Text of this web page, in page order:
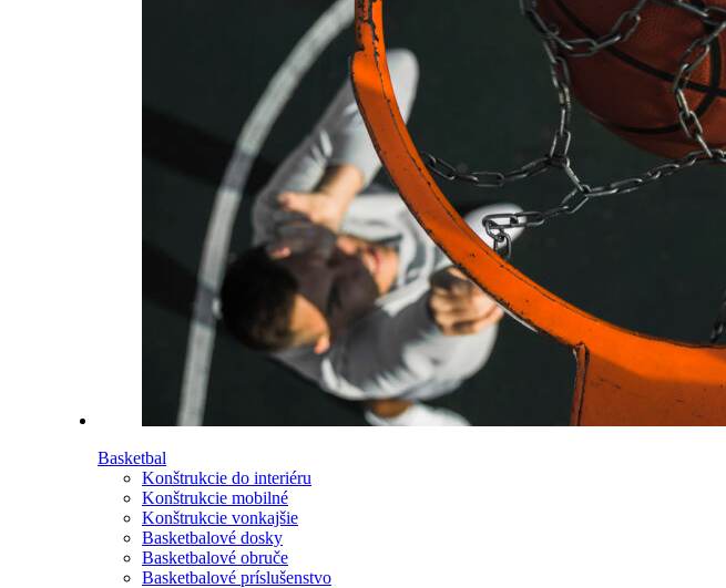
Basketbal
Konštrukcie do interiéru
Konštrukcie mobilné
Konštrukcie vonkajšie
Basketbalové dosky
Basketbalové obruče
Basketbalové príslušenstvo